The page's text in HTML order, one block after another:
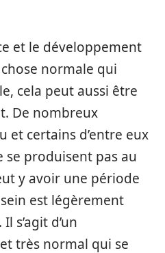
et le développement
normale qui
cela peut aussi être
De nombreux
et certains d’entre eux
se produisent pas au
y avoir une période
est légèrement
s’agit d’un
très normal qui se